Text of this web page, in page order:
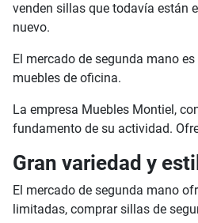
venden sillas que todavía están
nuevo.
El mercado de segunda mano
muebles de oficina.
La empresa Muebles Montiel,
fundamento de su actividad.
Gran variedad y
El mercado de segunda mano
limitadas, comprar sillas de